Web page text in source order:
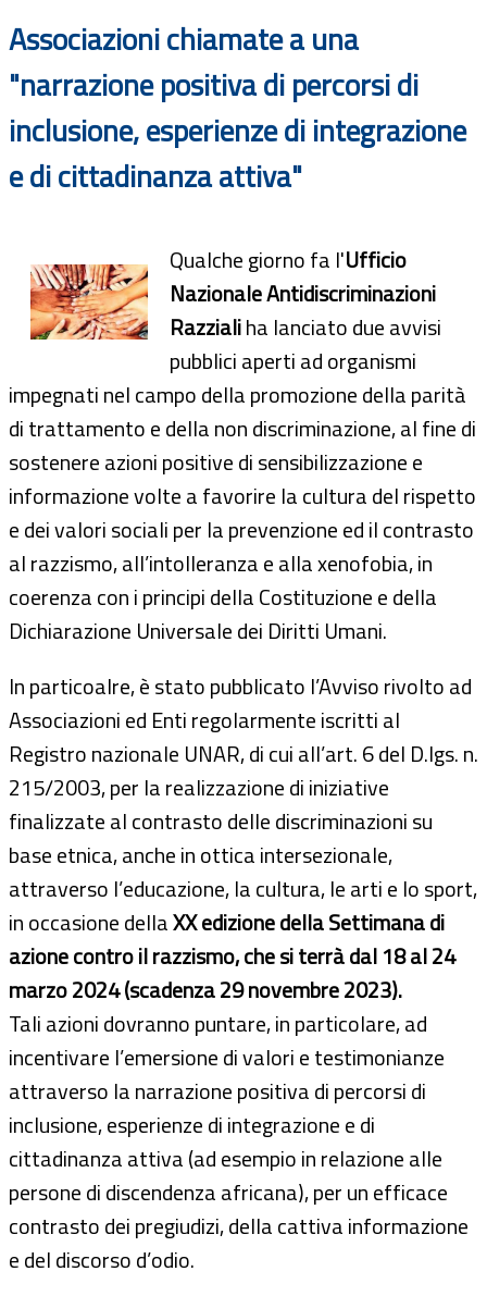
Associazioni chiamate a una
"narrazione positiva di percorsi di
inclusione, esperienze di integrazione
e di cittadinanza attiva"
Qualche giorno fa l'Ufficio
Nazionale Antidiscriminazioni
Razzialiha lanciato due avvisi
pubblici aperti ad organismi
impegnati nel campo della promozione della parità
di trattamento e della non discriminazione, al fine di
sostenere azioni positive di sensibilizzazione e
informazione volte a favorire la cultura del rispetto
e dei valori sociali per la prevenzione ed il contrasto
al razzismo, all’intolleranza e alla xenofobia, in
coerenza con i principi della Costituzione e della
Dichiarazione Universale dei Diritti Umani.
In particoalre, è stato pubblicato l’Avviso rivolto ad
Associazioni ed Enti regolarmente iscritti al
Registro nazionale UNAR, di cui all’art. 6 del D.lgs. n.
215/2003, per la realizzazione di iniziative
finalizzate al contrasto delle discriminazioni su
base etnica, anche in ottica intersezionale,
attraverso l’educazione, la cultura, le arti e lo sport,
in occasione dellaXX edizione della Settimana di
azione contro il razzismo, che si terrà dal 18 al 24
marzo 2024 (scadenza 29 novembre 2023).
Tali azioni dovranno puntare, in particolare, ad
incentivare l’emersione di valori e testimonianze
attraverso la narrazione positiva di percorsi di
inclusione, esperienze di integrazione e di
cittadinanza attiva (ad esempio in relazione alle
persone di discendenza africana), per un efficace
contrasto dei pregiudizi, della cattiva informazione
e del discorso d’odio.